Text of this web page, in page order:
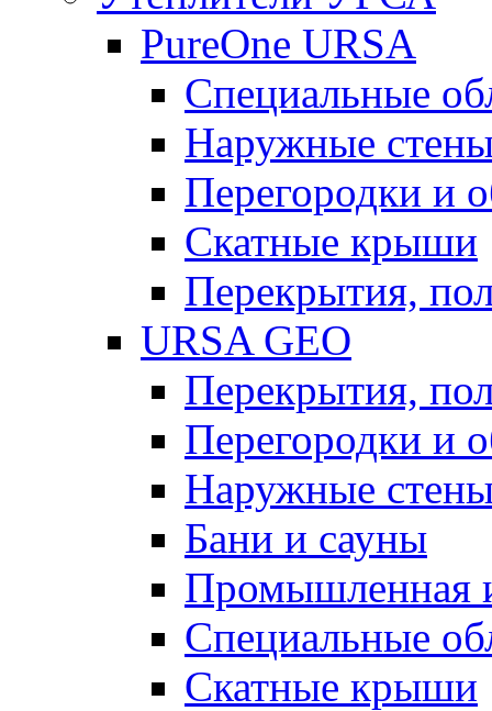
PureOne URSA
Специальные
Наружные
Перегородки и
Скатные крыши
Перекрытия,
URSA GEO
Перекрытия,
Перегородки и
Наружные
Бани и сауны
Промышленная
Специальные
Скатные крыши